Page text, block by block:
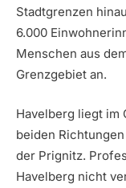
Stadtgrenzen
6.000
Menschen aus
Grenzgebiet an.
Havelberg liegt im
beiden
der Prignitz.
Havelberg nicht